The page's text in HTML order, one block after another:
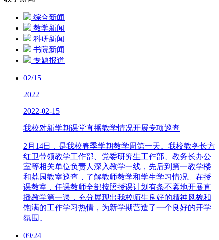
综合新闻
教学新闻
科研新闻
书院新闻
专题报道
02/15
2022
2022-02-15
我校对新学期课堂直播教学情况开展专项巡查
2月14日，是我校春季学期教学周第一天。我校教务长方
红卫带领教学工作部、党委研究生工作部、教务长办公
室等相关单位负责人深入教学一线，先后到第一教学楼
和荔园教室巡查，了解教师教学和学生学习情况。在授
课教室，任课教师全部按照授课计划有条不紊地开展直
播教学第一课，充分展现出我校师生良好的精神风貌和
饱满的工作学习热情，为新学期营造了一个良好的开学
氛围。
09/24